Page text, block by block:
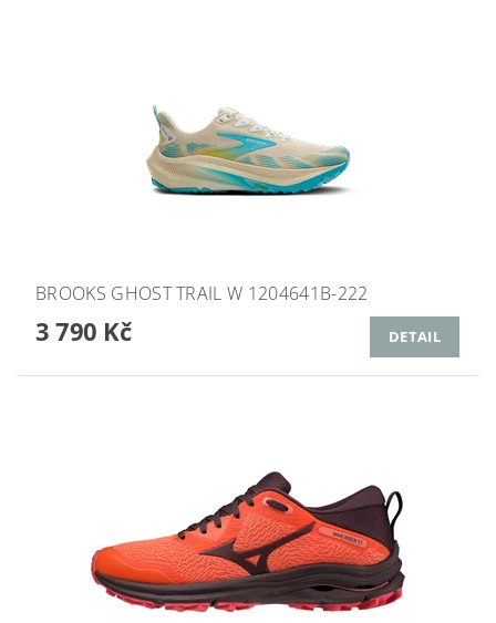
BROOKS GHOST TRAIL W 1204641B-222
3 790 Kč DETAIL